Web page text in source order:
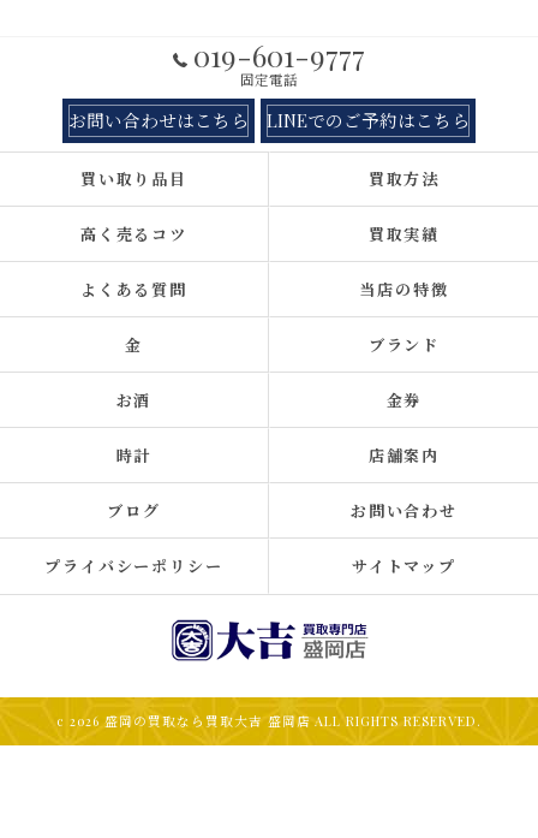
019-601-9777
固定電話
お問い合わせはこちら LINEでのご予約はこちら
買い取り品目 買取方法
高く売るコツ 買取実績
よくある質問 当店の特徴
金 ブランド
お酒 金券
時計 店舗案内
ブログ お問い合わせ
プライバシーポリシー サイトマップ
c 2026 盛岡の買取なら買取大吉 盛岡店 ALL RIGHTS RESERVED.